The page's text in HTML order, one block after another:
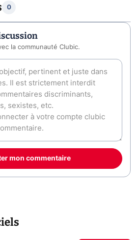
0
la communauté Clubic.
mon commentaire